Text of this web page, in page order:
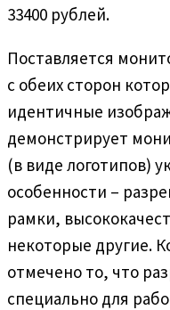
33400 рублей.
Поставляется
с обеих сторон
идентичные
демонстрирует
(в виде логотипов)
особенности –
рамки,
некоторые другие.
отмечено то, что
специально для